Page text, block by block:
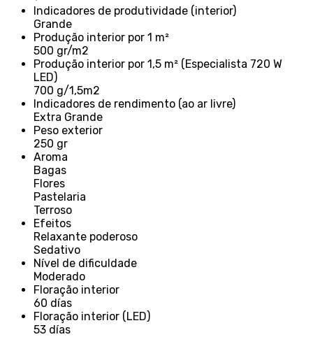
Indicadores de produtividade (interior)
Grande
Produção interior por 1 m²
500 gr/m2
Produção interior por 1,5 m² (Especialista 720 W
LED)
700 g/1,5m2
Indicadores de rendimento (ao ar livre)
Extra Grande
Peso exterior
250 gr
Aroma
Bagas
Flores
Pastelaria
Terroso
Efeitos
Relaxante poderoso
Sedativo
Nível de dificuldade
Moderado
Floração interior
60 días
Floração interior (LED)
53 días